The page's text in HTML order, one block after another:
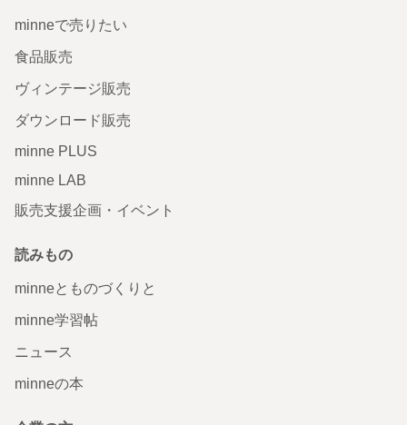
minneで売りたい
食品販売
ヴィンテージ販売
ダウンロード販売
minne PLUS
minne LAB
販売支援企画・イベント
読みもの
minneとものづくりと
minne学習帖
ニュース
minneの本